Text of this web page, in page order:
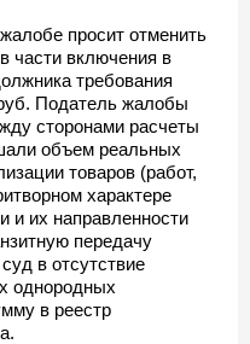
просит отменить
части включения в
требования
Податель жалобы
сторонами расчеты
объем реальных
товаров (работ,
характере
и их направленности
передачу
в отсутствие
однородных
в реестр